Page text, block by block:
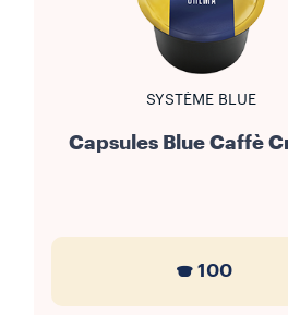
SYSTÈME BLUE
Capsules Blue Caffè
100